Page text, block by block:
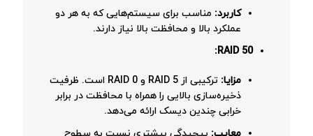
کاربرد: مناسب برای سیستم‌هایی که به هر دو
عملکرد بالا و محافظت بالا نیاز دارند.
RAID 50:
مزایا:
ترکیبی از RAID 5 و RAID 0 است. ظرفیت
ذخیره‌سازی بالایی را همراه با محافظت در برابر
خرابی چندین دیسک ارائه می‌دهد.
معایب: پیچیدگی بیشتری نسبت به سطوح